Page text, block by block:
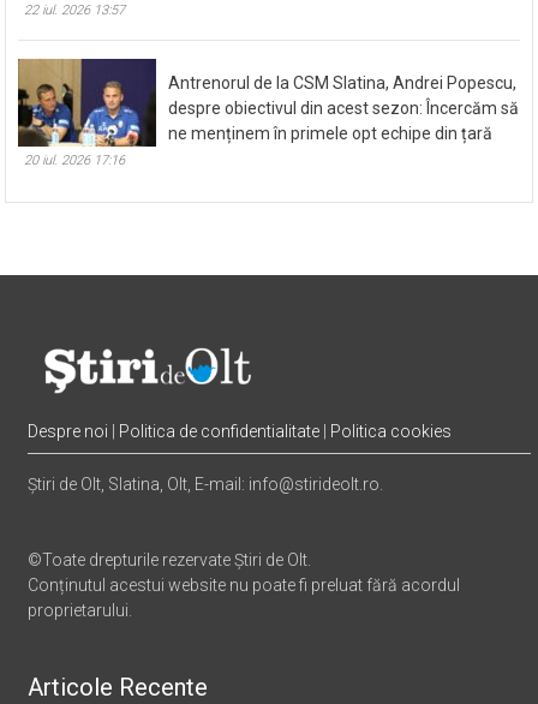
22 iul. 2026 13:57
Antrenorul de la CSM Slatina, Andrei Popescu,
despre obiectivul din acest sezon: Încercăm să
ne menținem în primele opt echipe din țară
20 iul. 2026 17:16
Despre noi Politica de confidentialitate Politica cookies
Știri de Olt, Slatina, Olt, E-mail: info@stirideolt.ro.
©Toate drepturile rezervate Știri de Olt.
Conținutul acestui website nu poate fi preluat fără acordul
proprietarului.
Articole Recente